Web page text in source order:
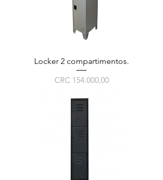
Locker 2 compartimentos.
Preço
CRC 154.000,00